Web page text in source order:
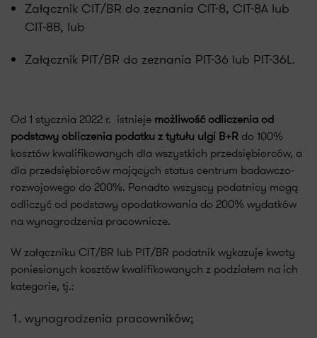
Załącznik CIT/BR do zeznania CIT-8, CIT-8A lub
CIT-8B, lub
Załącznik PIT/BR do zeznania PIT-36 lub PIT-36L.
Od 1 stycznia 2022 r. istnieje możliwość odliczenia od
podstawy obliczenia podatku z tytułu ulgi B+R do 100%
kosztów kwalifikowanych dla wszystkich przedsiębiorców, a
dla przedsiębiorców mających status centrum badawczo-
rozwojowego do 200%. Ponadto wszyscy podatnicy mogą
odliczyć od podstawy opodatkowania do 200% wydatków
na wynagrodzenia pracownicze.
W załączniku CIT/BR lub PIT/BR podatnik wykazuje kwoty
poniesionych kosztów kwalifikowanych z podziałem na ich
kategorie, tj.:
wynagrodzenia pracowników;